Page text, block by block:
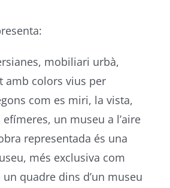
mobiliari urbà,
colors vius per
com es miri, la vista,
un museu a l’aire
representada és una
més exclusiva com
quadre dins d’un museu